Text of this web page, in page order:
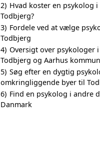
2) Hvad koster en psykolog i
Todbjerg?
3) Fordele ved at vælge
Todbjerg
4) Oversigt over psykologer i
Todbjerg og Aarhus
5) Søg efter en dygtig
omkringliggende byer til
6) Find en psykolog i andre
Danmark